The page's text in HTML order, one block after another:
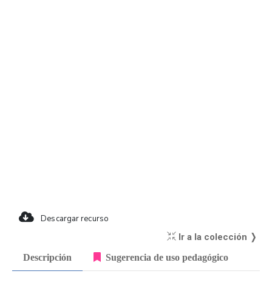
Descargar recurso
Ir a la colección ❭
Descripción Sugerencia de uso pedagógico